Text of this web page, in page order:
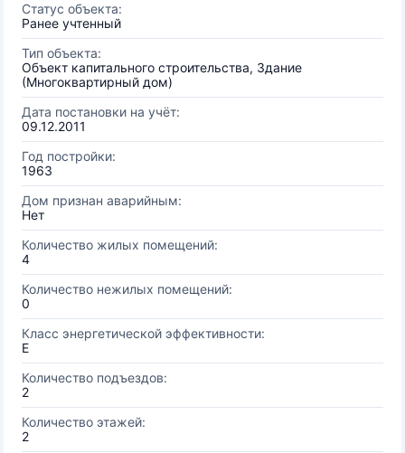
Статус объекта:
Ранее учтенный
Тип объекта:
Объект капитального строительства, Здание
(Многоквартирный дом)
Дата постановки на учёт:
09.12.2011
Год постройки:
1963
Дом признан аварийным:
Нет
Количество жилых помещений:
4
Количество нежилых помещений:
0
Класс энергетической эффективности:
E
Количество подъездов:
2
Количество этажей:
2